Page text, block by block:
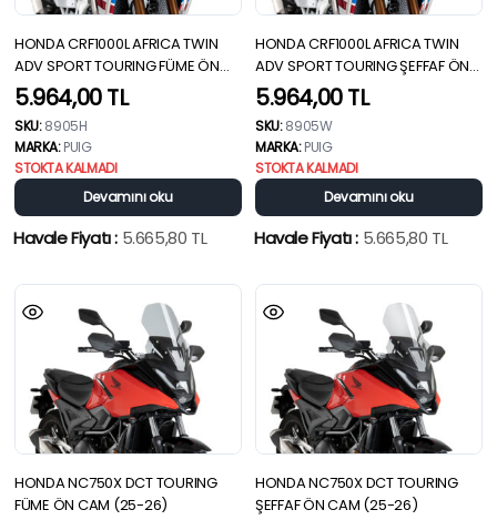
HONDA CRF1000L AFRICA TWIN
ADV SPORT TOURING FÜME ÖN
CAM (18-19)
5.964,00TL
SKU: 8905H
MARKA:PUIG
STOKTA KALMADI
Devamını oku
Havale Fiyatı : 5.665,80 TL
HONDA CRF1000L AFRICA TWIN
ADV SPORT TOURING ŞEFFAF ÖN
CAM (18-19)
5.964,00TL
SKU: 8905W
MARKA:PUIG
STOKTA KALMADI
Devamını oku
Havale Fiyatı : 5.665,80 TL
HONDA NC750X DCT TOURING
FÜME ÖN CAM (25-26)
HONDA NC750X DCT TOURING
ŞEFFAF ÖN CAM (25-26)